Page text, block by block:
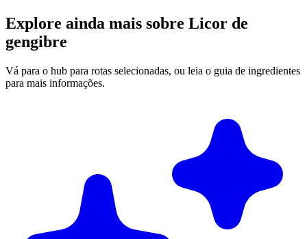
Explore ainda mais sobre Licor de
gengibre
Vá para o hub para rotas selecionadas, ou leia o guia de ingredientes
para mais informações.